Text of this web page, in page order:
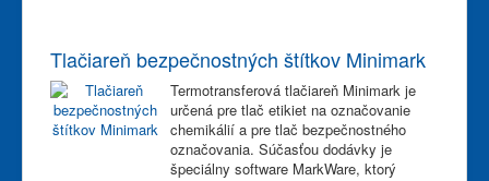
Tlačiareň bezpečnostných štítkov Minimark
Termotransferová tlačiareň Minimark je
určená pre tlač etikiet na označovanie
chemikálií a pre tlač bezpečnostného
označovania. Súčasťou dodávky je
špeciálny software MarkWare, ktorý